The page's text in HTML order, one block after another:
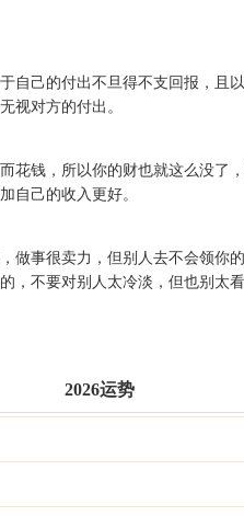
自己的付出不旦得不支回报，且
视对方的付出。
花钱，所以你的财也就这么没了
自己的收入更好。
做事很卖力，但别人去不会领你
，不要对别人太冷淡，但也别太
2026运势